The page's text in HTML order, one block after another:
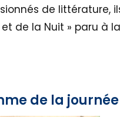
de littérature,
et de la Nuit » paru à
de la